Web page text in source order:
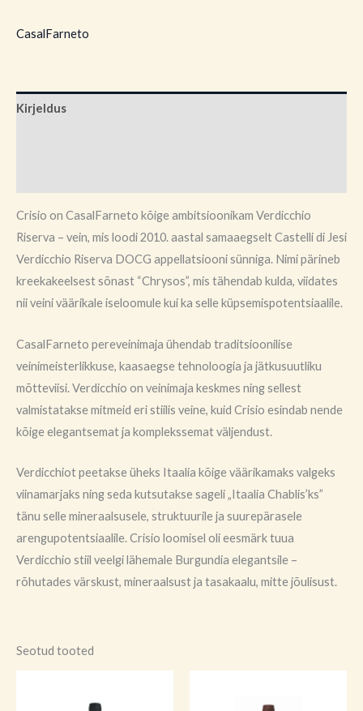
CasalFarneto
Kirjeldus
Crisio on CasalFarneto kõige ambitsioonikam Verdicchio
Riserva – vein, mis loodi 2010. aastal samaaegselt Castelli di Jesi
Verdicchio Riserva DOCG appellatsiooni sünniga. Nimi pärineb
kreekakeelsest sõnast “Chrysos”, mis tähendab kulda, viidates
nii veini väärikale iseloomule kui ka selle küpsemispotentsiaalile.
CasalFarneto pereveinimaja ühendab traditsioonilise
veinimeisterlikkuse, kaasaegse tehnoloogia ja jätkusuutliku
mõtteviisi. Verdicchio on veinimaja keskmes ning sellest
valmistatakse mitmeid eri stiilis veine, kuid Crisio esindab nende
kõige elegantsemat ja komplekssemat väljendust.
Verdicchiot peetakse üheks Itaalia kõige väärikamaks valgeks
viinamarjaks ning seda kutsutakse sageli „Itaalia Chablis’ks”
tänu selle mineraalsusele, struktuurile ja suurepärasele
arengupotentsiaalile. Crisio loomisel oli eesmärk tuua
Verdicchio stiil veelgi lähemale Burgundia elegantsile –
rõhutades värskust, mineraalsust ja tasakaalu, mitte jõulisust.
Seotud tooted